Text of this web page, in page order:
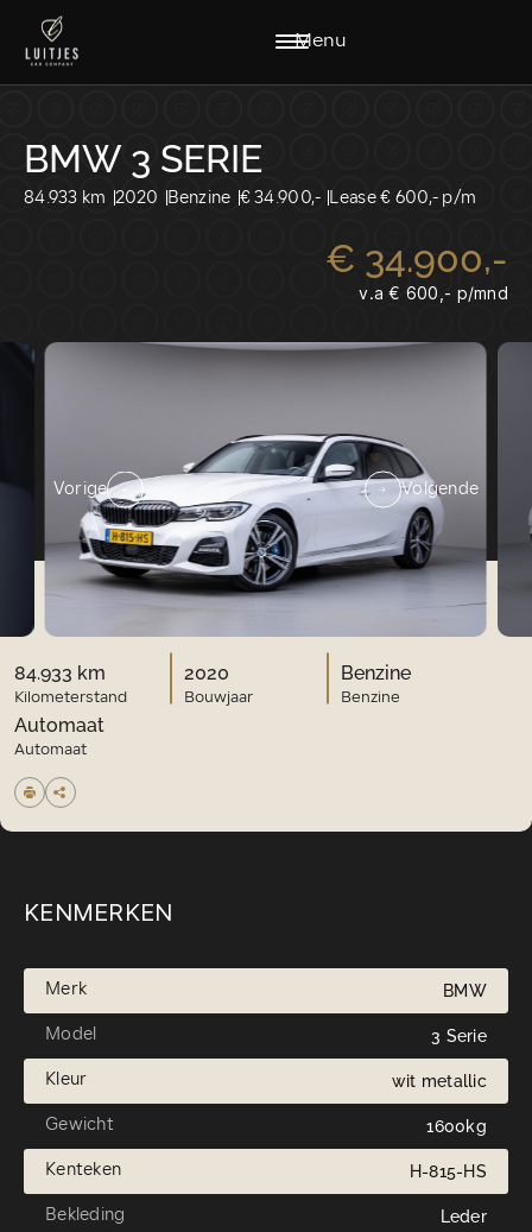
Menu
AANBOD
VACATURES
OVER ONS
CONTACT
VERKOOP@LUITJESCARCOMPANY.NL
0229-220040
BMW 3 SERIE
84.933 km 2020 Benzine € 34.900,- Lease € 600,- p/m
€ 34.900,-
v.a € 600,- p/mnd
Vorige Volgende
84.933 km
Kilometerstand
2020
Bouwjaar
Benzine
Benzine
Automaat
Automaat
KENMERKEN
Merk BMW
Model 3 Serie
Kleur wit metallic
Gewicht 1600kg
Kenteken H-815-HS
Bekleding Leder